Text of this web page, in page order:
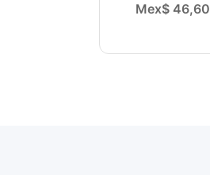
Mex$ 46,60